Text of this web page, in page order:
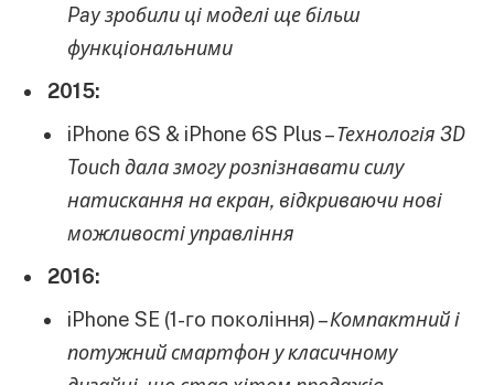
Pay зробили ці моделі ще більш
функціональними
2015:
iPhone 6S & iPhone 6S Plus –Технологія 3D
Touch дала змогу розпізнавати силу
натискання на екран, відкриваючи нові
можливості управління
2016:
iPhone SE (1-го покоління) –Компактний і
потужний смартфон у класичному